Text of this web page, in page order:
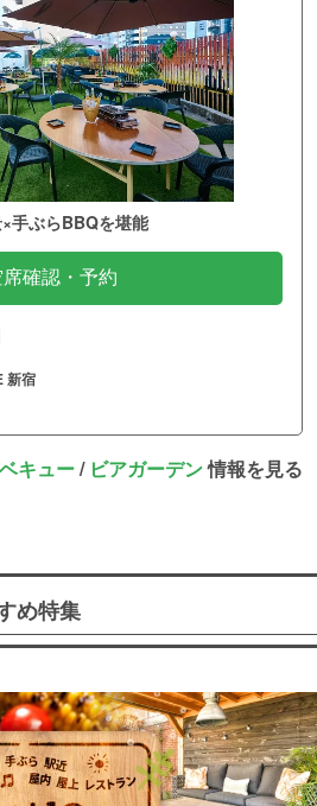
手ぶらBBQを堪能
席確認・予約
新宿
キュー/ ビアガーデン情報を見る
め特集